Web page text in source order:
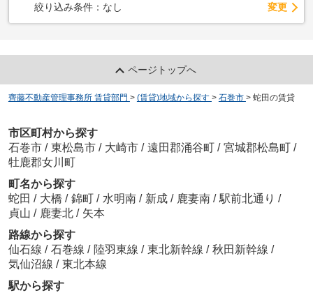
絞り込み条件： なし 変更
ページトップへ
齊藤不動産管理事務所 賃貸部門 > (賃貸)地域から探す > 石巻市 > 蛇田の賃貸
市区町村から探す
石巻市 / 東松島市 / 大崎市 / 遠田郡涌谷町 / 宮城郡松島町 /
牡鹿郡女川町
町名から探す
蛇田 / 大橋 / 錦町 / 水明南 / 新成 / 鹿妻南 / 駅前北通り /
貞山 / 鹿妻北 / 矢本
路線から探す
仙石線 / 石巻線 / 陸羽東線 / 東北新幹線 / 秋田新幹線 /
気仙沼線 / 東北本線
駅から探す